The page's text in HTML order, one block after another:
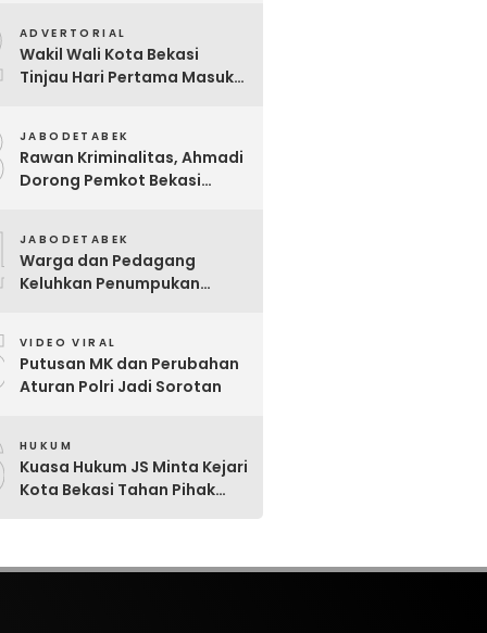
Disiapkan Bertahap
ADVERTORIAL
Wakil Wali Kota Bekasi
Tinjau Hari Pertama Masuk
Ajaran Baru 2026
JABODETABEK
Rawan Kriminalitas, Ahmadi
Dorong Pemkot Bekasi
JABODETABEK
Warga dan Pedagang
Keluhkan Penumpukan
VIDEO VIRAL
Putusan MK dan Perubahan
Aturan Polri Jadi Sorotan
HUKUM
Kuasa Hukum JS Minta Kejari
Kota Bekasi Tahan Pihak